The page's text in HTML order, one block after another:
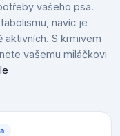
vašeho psa.
navíc je
S krmivem
vašemu miláčkovi